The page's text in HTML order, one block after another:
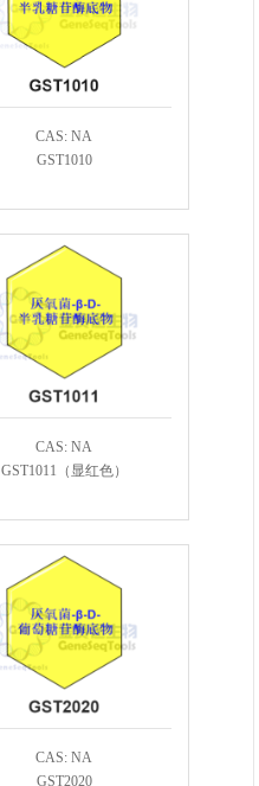
CAS: NA
GST1010
CAS: NA
GST1011（显红色）
CAS: NA
GST2020